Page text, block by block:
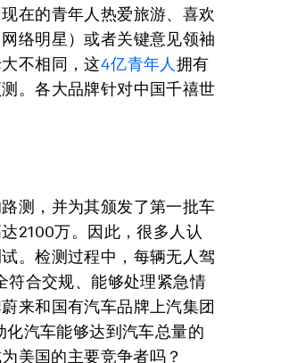
在的青年人热爱旅游、喜欢
络明星）或者关键意见领袖
不相同，这4亿青年人拥有
。各大品牌针对中国千禧世
测，并为其颁发了第一批车
2100万。因此，很多人认
。检测过程中，每辆无人驾
符合交规、能够处理紧急情
来和国有汽车品牌上汽集团
汽车能够达到汽车总量的
美国的主要竞争者吗？